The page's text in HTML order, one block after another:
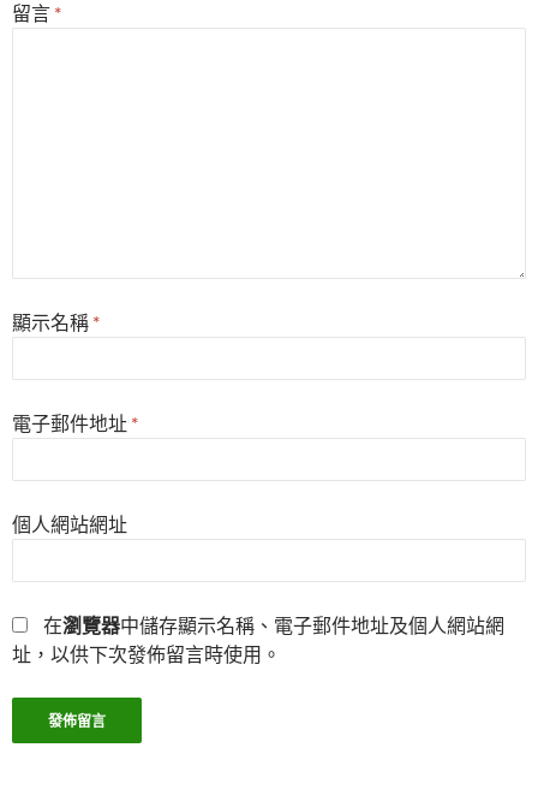
留言 *
顯示名稱 *
電子郵件地址 *
個人網站網址
在瀏覽器中儲存顯示名稱、電子郵件地址及個人網站網
址，以供下次發佈留言時使用。